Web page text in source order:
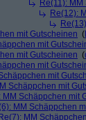
Re(11):
Re(12):
mit Gutscheinen (
mit
mit Gutscheinen (
mit
mit
Schäppchen mit
MM Schäppchen mit
MM Schäppchen
Re(7): MM